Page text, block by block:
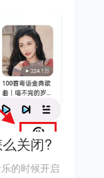
关闭?
闭方法
的时候开启